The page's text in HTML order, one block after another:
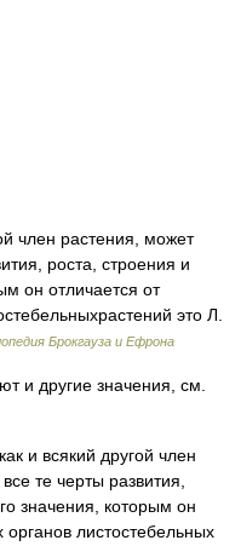
член растения, может
роста, строения и
он отличается от
это Л.
Брокгауза и Ефрона
и другие значения, см.
и всякий другой член
те черты развития,
значения, которым он
листостебельных